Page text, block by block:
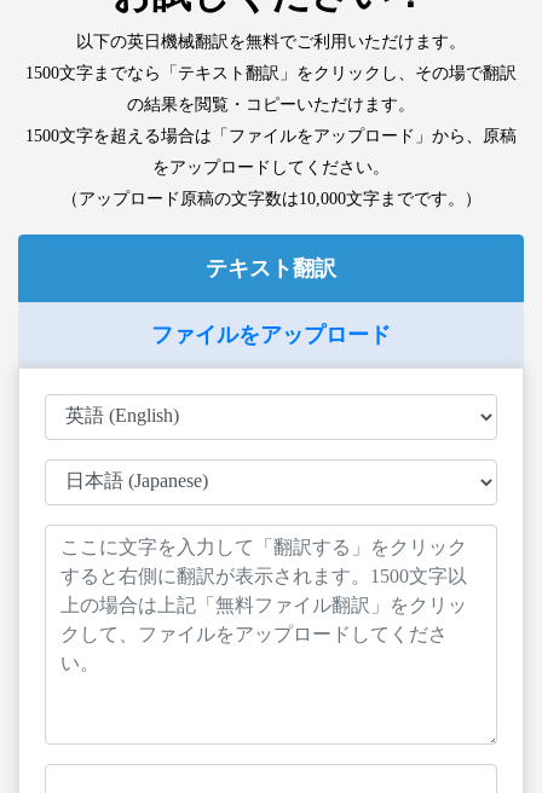
以下の英日機械翻訳を無料でご利用いただけます。
1500文字までなら「テキスト翻訳」をクリックし、その場で翻訳
の結果を閲覧・コピーいただけます。
1500文字を超える場合は「ファイルをアップロード」から、原稿
をアップロードしてください。
（アップロード原稿の文字数は10,000文字までです。）
テキスト翻訳
ファイルをアップロード